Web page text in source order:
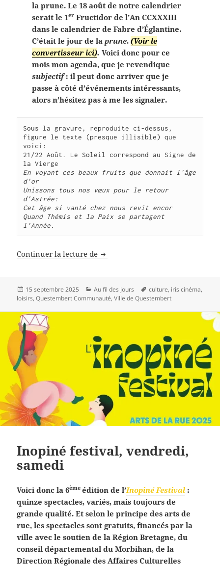
la prune. Le 18 août de notre calendrier
serait le 1erFructidor de l’An CCXXXIII
dans le calendrier de Fabre d’Églantine.
C’était le jour de la prune. (Voir le
convertisseur ici). Voici donc pour ce
mois mon agenda, que je revendique
subjectif: il peut donc arriver que je
passe à côté d’événements intéressants,
alors n’hésitez pas à me les signaler.
Sous la gravure, reproduite ci-dessus,
figure le texte (presque illisible) que
voici:
21/22 Août. Le Soleil correspond au Signe de
la Vierge
En voyant ces beaux fruits que donnait l'âge
d'or
Unissons tous nos vœux pour le retour
d'Astrée:
Cet âge si vanté chez nous revit encor
Quand Thémis et la Paix se partagent
l'Année.
Continuer la lecture de Fructidor, agenda subjectif
Publié
le
15 septembre 2025 Catégories
Au fil des jours
Mots-
clés
culture, iris cinéma,
loisirs,Questembert Communauté,Ville de Questembert
Inopiné festival, vendredi,
samedi
Voici donc la 6ème édition de l’Inopiné Festival :
quinze spectacles, variés, mais toujours de
grande qualité. Et selon le principe des arts de
rue, les spectacles sont gratuits, financés par la
ville avec le soutien de la Région Bretagne, du
conseil départemental du Morbihan, de la
Direction Régionale des Affaires Culturelles